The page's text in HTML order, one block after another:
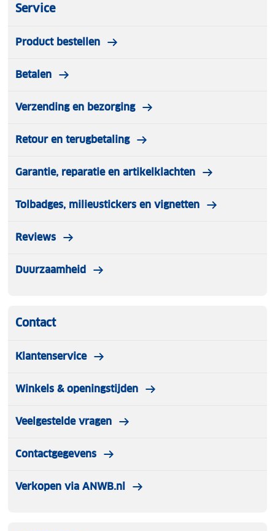
Service
Product bestellen
Betalen
Verzending en bezorging
Retour en terugbetaling
Garantie, reparatie en artikelklachten
Tolbadges, milieustickers en vignetten
Reviews
Duurzaamheid
Contact
Klantenservice
Winkels & openingstijden
Veelgestelde vragen
Contactgegevens
Verkopen via ANWB.nl